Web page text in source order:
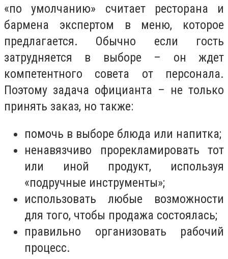
«по умолчанию» считает ресторана и
бармена экспертом в меню, которое
предлагается. Обычно если гость
затрудняется в выборе – он ждет
компетентного совета от персонала.
Поэтому задача официанта – не только
принять заказ, но также:
помочь в выборе блюда или напитка;
ненавязчиво прорекламировать тот
или иной продукт, используя
«подручные инструменты»;
использовать любые возможности
для того, чтобы продажа состоялась;
правильно организовать рабочий
процесс.